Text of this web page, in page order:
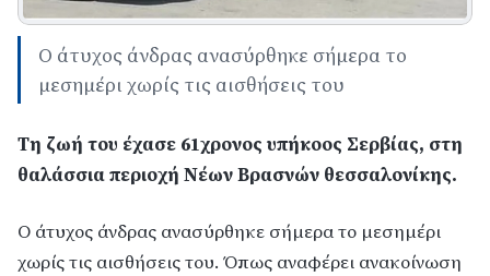
Ο άτυχος άνδρας ανασύρθηκε σήμερα το
μεσημέρι χωρίς τις αισθήσεις του
Tη ζωή του έχασε 61χρονος υπήκοος Σερβίας, στη
θαλάσσια περιοχή Νέων Βρασνών θεσσαλονίκης.
Ο άτυχος άνδρας ανασύρθηκε σήμερα το μεσημέρι
χωρίς τις αισθήσεις του. Όπως αναφέρει ανακοίνωση